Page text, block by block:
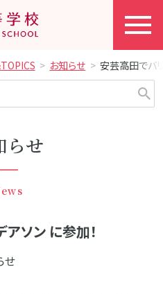
お知らせ 安芸高田でバ
らせ
ソン に参加！
せ